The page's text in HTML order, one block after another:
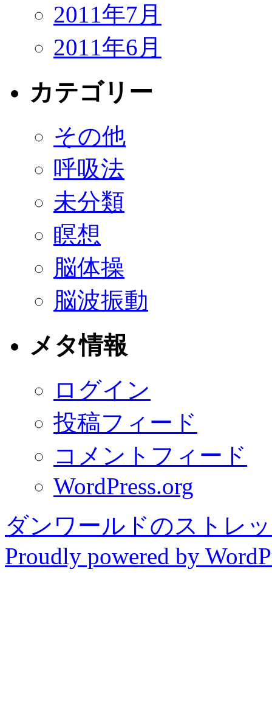
2011年7月
2011年6月
カテゴリー
その他
呼吸法
未分類
瞑想
脳体操
脳波振動
メタ情報
ログイン
投稿フィード
コメントフィード
WordPress.org
ダンワールドのストレ
Proudly powered by